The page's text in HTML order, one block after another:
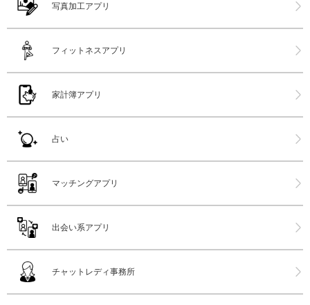
写真加工アプリ
フィットネスアプリ
家計簿アプリ
占い
マッチングアプリ
出会い系アプリ
チャットレディ事務所